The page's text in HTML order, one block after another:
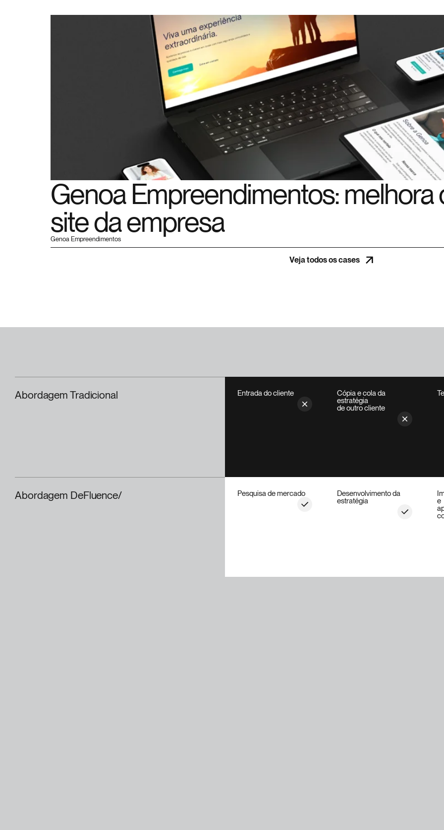
Genoa Empreendimentos: melhora
site da empresa
Genoa Empreendimentos
Veja todos os cases
Abordagem Tradicional Entrada do cliente
Cópia e cola da
estratégia
de outro cliente
Abordagem DeFluence/ Pesquisa de mercado
Desenvolvimento da
estratégia
e